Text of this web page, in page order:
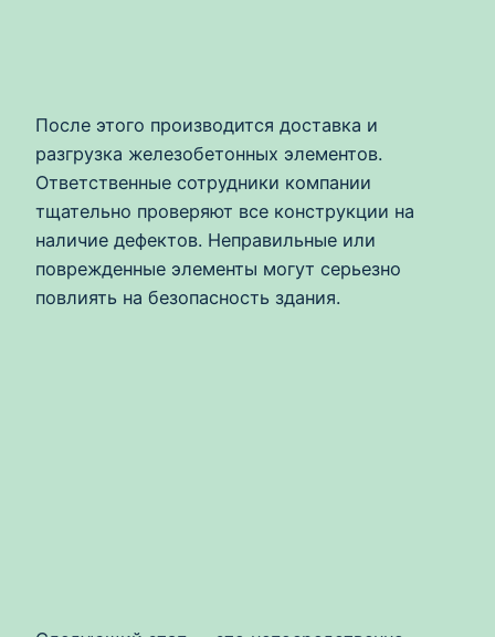
После этого производится доставка и
разгрузка железобетонных элементов.
Ответственные сотрудники компании
тщательно проверяют все конструкции на
наличие дефектов. Неправильные или
поврежденные элементы могут серьезно
повлиять на безопасность здания.